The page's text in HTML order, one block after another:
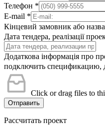
Телефон *
E-mail *
Кінцевий замовник або
Дата тендера, реалізації
Додаткова інформація про
подключить спецификацию,
Click or drag files to
Отправить
Рассчитать проект